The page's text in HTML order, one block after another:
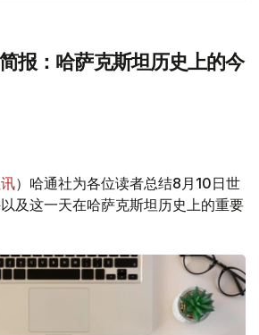
报：哈萨克斯坦历史上的今
）哈通社为各位读者总结8月10日世
及这一天在哈萨克斯坦历史上的重要